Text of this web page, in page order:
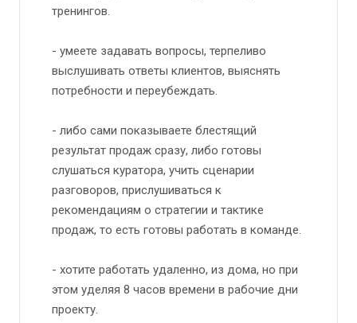
тренингов.
- умеете задавать вопросы, терпеливо
выслушивать ответы клиентов, выяснять
потребности и переубеждать.
- либо сами показываете блестящий
результат продаж сразу, либо готовы
слушаться куратора, учить сценарии
разговоров, прислушиваться к
рекомендациям о стратегии и тактике
продаж, то есть готовы работать в команде.
- хотите работать удаленно, из дома, но при
этом уделяя 8 часов времени в рабочие дни
проекту.